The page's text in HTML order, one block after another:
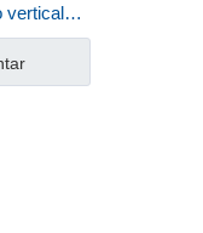
vertical